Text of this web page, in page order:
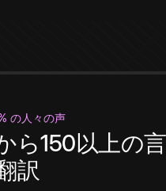
の人々の声
ら150以上の
訳